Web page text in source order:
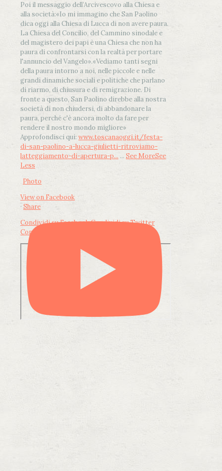
Poi il messaggio dell’Arcivescovo alla Chiesa e
alla società:«Io mi immagino che San Paolino
dica oggi alla Chiesa di Lucca di non avere paura.
La Chiesa del Concilio, del Cammino sinodale e
del magistero dei papi è una Chiesa che non ha
paura di confrontarsi con la realtà per portare
l'annuncio del Vangelo».«Vediamo tanti segni
della paura intorno a noi, nelle piccole e nelle
grandi dinamiche sociali e politiche che parlano
di riarmo, di chiusura e di remigrazione. Di
fronte a questo, San Paolino direbbe alla nostra
società di non chiudersi, di abbandonare la
paura, perché c'è ancora molto da fare per
rendere il nostro mondo migliore»
Approfondisci qui: www.toscanaoggi.it/festa-
di-san-paolino-a-lucca-giulietti-ritroviamo-
latteggiamento-di-apertura-p... ... See MoreSee
Less
Photo
View on Facebook
· Share
Condividi su FacebookCondividi su Twitter
Condividi su LinkedIn